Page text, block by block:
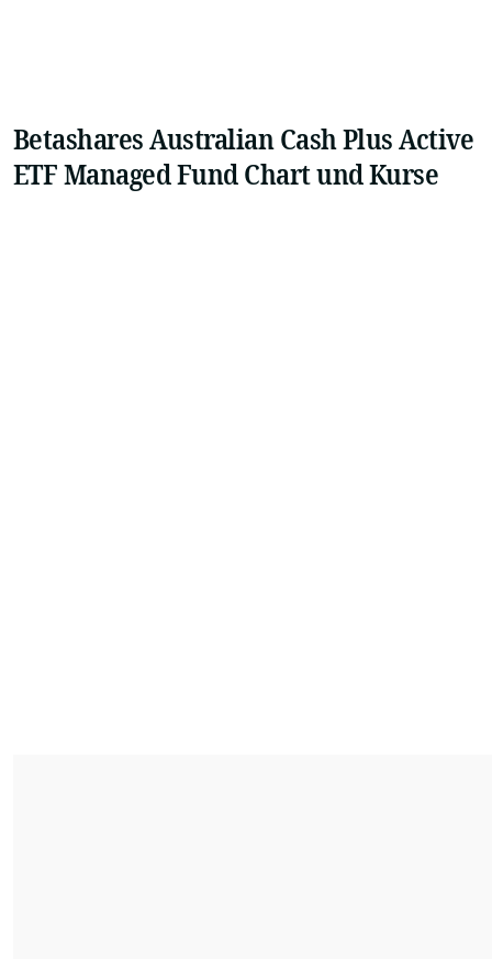
Betashares Australian Cash Plus Active
ETF Managed Fund Chart und Kurse